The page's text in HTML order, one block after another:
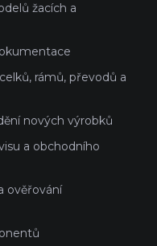
žacích a
rámů, převodů a
nových výrobků
a obchodního
ověřování